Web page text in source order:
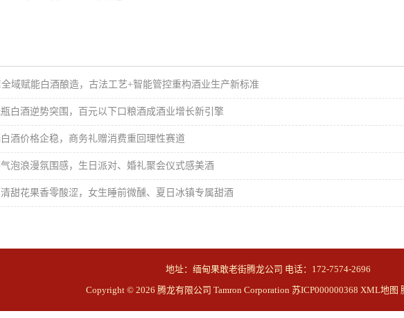
域赋能白酒酿造，古法工艺+智能管控重构酒业生产新标准
白酒逆势突围，百元以下口粮酒成酒业增长新引擎
酒价格企稳，商务礼赠消费重回理性赛道
泡浪漫氛围感，生日派对、婚礼聚会仪式感美酒
甜花果香零酸涩，女生睡前微醺、夏日冰镇专属甜酒
地址：缅甸果敢老街腾龙公司 电话：172-7574-2696
Copyright © 2026 腾龙有限公司 Tamron Corporation 苏ICP000000368 XML地图